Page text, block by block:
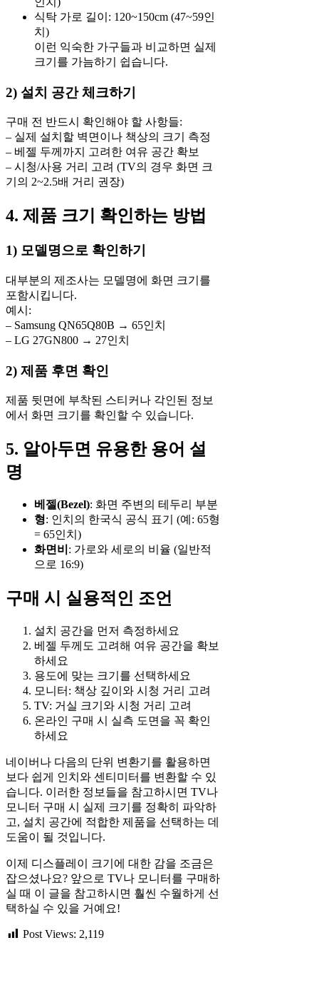
식탁 가로 길이: 120~150cm (47~59인
치)
이런 익숙한 가구들과 비교하면 실제
크기를 가늠하기 쉽습니다.
2) 설치 공간 체크하기
구매 전 반드시 확인해야 할 사항들:
– 실제 설치할 벽면이나 책상의 크기 측정
– 베젤 두께까지 고려한 여유 공간 확보
– 시청/사용 거리 고려 (TV의 경우 화면 크
기의 2~2.5배 거리 권장)
4. 제품 크기 확인하는 방법
1) 모델명으로 확인하기
대부분의 제조사는 모델명에 화면 크기를
포함시킵니다.
예시:
– Samsung QN65Q80B → 65인치
– LG 27GN800 → 27인치
2) 제품 후면 확인
제품 뒷면에 부착된 스티커나 각인된 정보
에서 화면 크기를 확인할 수 있습니다.
5. 알아두면 유용한 용어 설
명
베젤(Bezel): 화면 주변의 테두리 부분
형: 인치의 한국식 공식 표기 (예: 65형
= 65인치)
화면비 : 가로와 세로의 비율 (일반적
으로 16:9)
구매 시 실용적인 조언
설치 공간을 먼저 측정하세요
베젤 두께도 고려해 여유 공간을 확보
하세요
용도에 맞는 크기를 선택하세요
모니터: 책상 깊이와 시청 거리 고려
TV: 거실 크기와 시청 거리 고려
온라인 구매 시 실측 도면을 꼭 확인
하세요
네이버나 다음의 단위 변환기를 활용하면
보다 쉽게 인치와 센티미터를 변환할 수 있
습니다. 이러한 정보들을 참고하시면 TV나
모니터 구매 시 실제 크기를 정확히 파악하
고, 설치 공간에 적합한 제품을 선택하는 데
도움이 될 것입니다.
이제 디스플레이 크기에 대한 감을 조금은
잡으셨나요? 앞으로 TV나 모니터를 구매하
실 때 이 글을 참고하시면 훨씬 수월하게 선
택하실 수 있을 거예요!
Post Views: 2,119